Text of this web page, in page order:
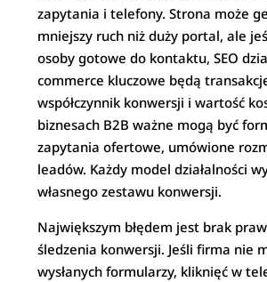
zapytania i telefony. Strona może
mniejszy ruch niż duży portal, ale
osoby gotowe do kontaktu, SEO
commerce kluczowe będą
współczynnik konwersji i wartość
biznesach B2B ważne mogą być
zapytania ofertowe, umówione
leadów. Każdy model działalności
własnego zestawu konwersji.
Największym błędem jest brak
śledzenia konwersji. Jeśli firma nie
wysłanych formularzy, kliknięć w